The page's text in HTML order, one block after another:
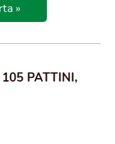
»
PATTINI,